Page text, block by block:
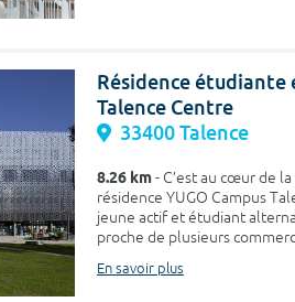
Résidence étudiante
Talence Centre
33400 Talence
8.26 km- C’est au cœur de
résidence YUGO Campus
jeune actif et étudiant
proche de plusieurs
En savoir plus